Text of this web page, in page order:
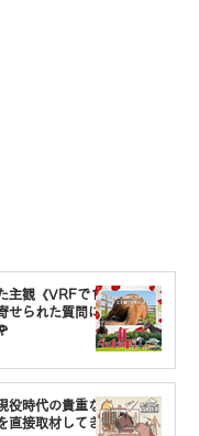
主観《VRFで1番
せられた質問に
役時代の貴重な
直接取材してき